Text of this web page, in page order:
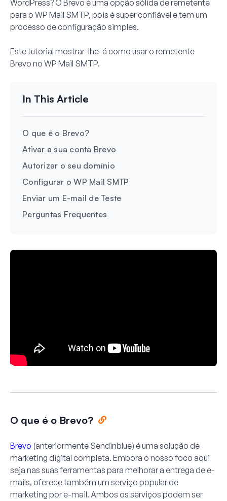
WordPress? O Brevo é uma opção sólida de remetente
para o WP Mail SMTP, pois é super confiável e tem um
processo de configuração simples.
Este tutorial mostrar-lhe-á como usar o remetente
Brevo no WP Mail SMTP.
O que é o Brevo?
Ativar a sua conta Brevo
Autorizar o seu domínio
Configurar o WP Mail SMTP
Enviar um E-mail de Teste
Perguntas Frequentes
O que é o Brevo?
Brevo (anteriormente Sendinblue) é uma solução de
marketing digital completa. Embora o nosso foco aqui
seja nas suas ferramentas para melhorar a entrega de e-
mails, oferece também um serviço popular de
marketing por e-mail. Ambos os serviços podem ser